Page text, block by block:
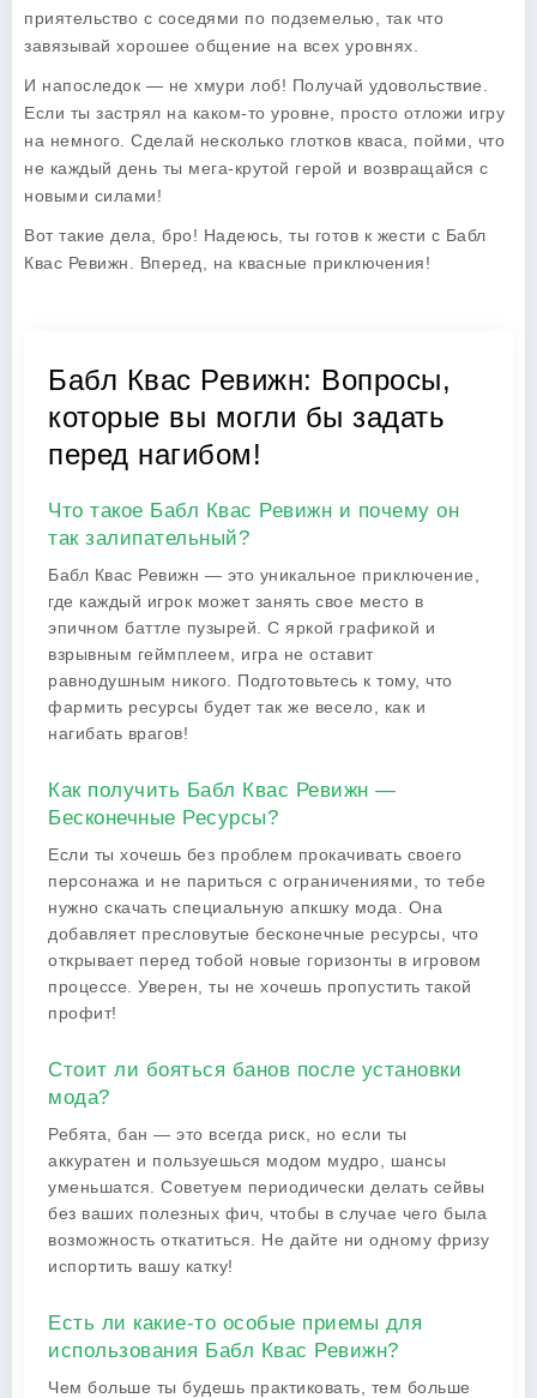
приятельство с соседями по подземелью, так что
завязывай хорошее общение на всех уровнях.
И напоследок — не хмури лоб! Получай удовольствие.
Если ты застрял на каком-то уровне, просто отложи игру
на немного. Сделай несколько глотков кваса, пойми, что
не каждый день ты мега-крутой герой и возвращайся с
новыми силами!
Вот такие дела, бро! Надеюсь, ты готов к жести с Бабл
Квас Ревижн. Вперед, на квасные приключения!
Бабл Квас Ревижн: Вопросы,
которые вы могли бы задать
перед нагибом!
Что такое Бабл Квас Ревижн и почему он
так залипательный?
Бабл Квас Ревижн — это уникальное приключение,
где каждый игрок может занять свое место в
эпичном баттле пузырей. С яркой графикой и
взрывным геймплеем, игра не оставит
равнодушным никого. Подготовьтесь к тому, что
фармить ресурсы будет так же весело, как и
нагибать врагов!
Как получить Бабл Квас Ревижн —
Бесконечные Ресурсы?
Если ты хочешь без проблем прокачивать своего
персонажа и не париться с ограничениями, то тебе
нужно скачать специальную апкшку мода. Она
добавляет пресловутые бесконечные ресурсы, что
открывает перед тобой новые горизонты в игровом
процессе. Уверен, ты не хочешь пропустить такой
профит!
Стоит ли бояться банов после установки
мода?
Ребята, бан — это всегда риск, но если ты
аккуратен и пользуешься модом мудро, шансы
уменьшатся. Советуем периодически делать сейвы
без ваших полезных фич, чтобы в случае чего была
возможность откатиться. Не дайте ни одному фризу
испортить вашу катку!
Есть ли какие-то особые приемы для
использования Бабл Квас Ревижн?
Чем больше ты будешь практиковать, тем больше